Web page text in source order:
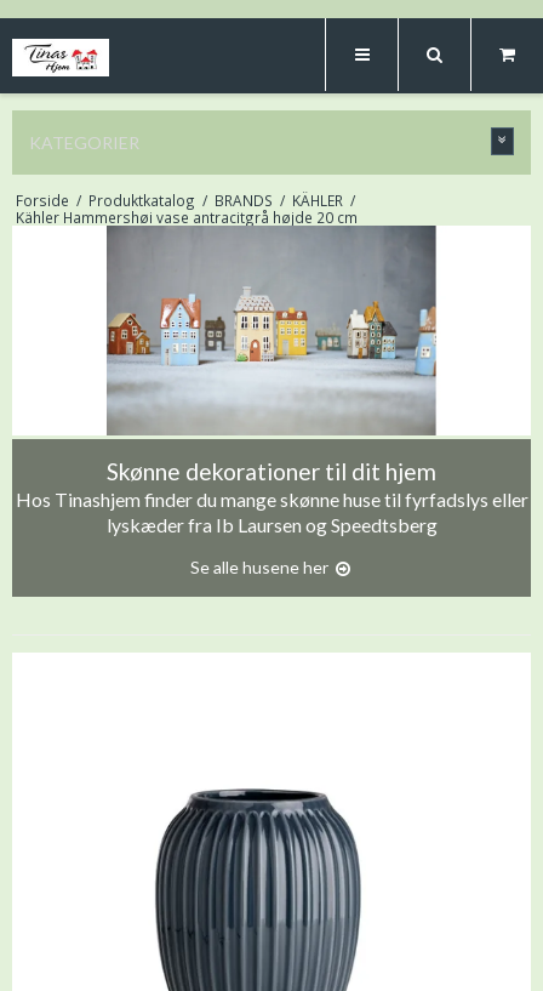
KATEGORIER
Forside / Produktkatalog / BRANDS / KÄHLER /
Kähler Hammershøi vase antracitgrå højde 20 cm
Skønne dekorationer til dit hjem
Hos Tinashjem finder du mange skønne huse til fyrfadslys eller
lyskæder fra Ib Laursen og Speedtsberg
Se alle husene her